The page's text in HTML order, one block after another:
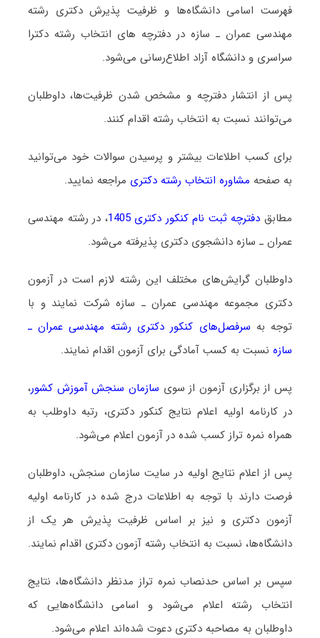
فهرست اسامی دانشگاه‌ها و ظرفیت پذیرش دکتری رشته
ﻣﻬﻨﺪسی ﻋﻤﺮان ـ ﺳﺎزه در دفترچه های انتخاب رشته دکترا
سراسری و دانشگاه آزاد اطلاع‌رسانی می‌شود.
پس از انتشار دفترچه و مشخص شدن ظرفیت‌ها، داوطلبان
می‌توانند نسبت به انتخاب رشته اقدام کنند.
برای کسب اطلاعات بیشتر و پرسیدن سوالات خود می‌توانید
به صفحه مشاوره انتخاب رشته دکتری مراجعه نمایید.
مطابق دفترچه ثبت نام کنکور دکتری 1405
، در رشته ﻣﻬﻨﺪسی
ﻋﻤﺮان ـ ﺳﺎزه دانشجوی دکتری پذیرفته می‌شود.
داوطلبان گرایش‌های مختلف این رشته لازم است در آزمون
دکتری مجموعه ﻣﻬﻨﺪسی ﻋﻤﺮان ـ ﺳﺎزه شرکت نمایند و با
توجه به سرفصل‌های کنکور دکتری رشته ﻣﻬﻨﺪسی ﻋﻤﺮان ـ
ﺳﺎزهنسبت به کسب آمادگی برای آزمون اقدام نمایند.
پس از برگزاری آزمون از سوی سازمان سنجش آموزش کشور،
در کارنامه اولیه اعلام نتایج کنکور دکتری، رتبه داوطلب به
همراه نمره تراز کسب شده در آزمون اعلام می‌شود.
پس از اعلام نتایج اولیه در سایت سازمان سنجش، داوطلبان
فرصت دارند با توجه به اطلاعات درج شده در کارنامه اولیه
آزمون دکتری و نیز بر اساس ظرفیت پذیرش هر یک از
دانشگاه‌ها، نسبت به انتخاب رشته آزمون دکتری اقدام نمایند.
سپس بر اساس حدنصاب نمره تراز مدنظر دانشگاه‌ها، نتایج
انتخاب رشته اعلام می‌شود و اسامی دانشگاه‌هایی که
داوطلبان به مصاحبه دکتری دعوت شده‌اند اعلام می‌شود.